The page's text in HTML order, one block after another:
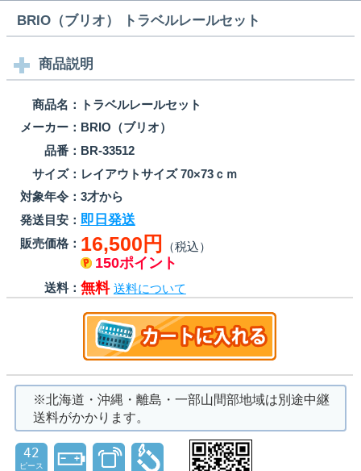
BRIO（ブリオ） トラベルレールセット
商品説明
商品名：
トラベルレールセット
メーカー： BRIO（ブリオ）
品番： BR-33512
サイズ： レイアウトサイズ 70×73ｃｍ
対象年令： 3才から
発送目安： 即日発送
販売価格： 16,500円 （税込）
150ポイント
送料： 無料 送料について
※北海道・沖縄・離島・一部山間部地域は別途中継
送料がかかります。
42
ピース